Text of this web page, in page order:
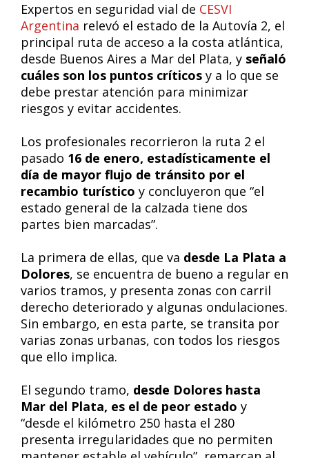
Expertos en seguridad vial de CESVI
Argentina relevó el estado de la Autovía 2, el
principal ruta de acceso a la costa atlántica,
desde Buenos Aires a Mar del Plata, y señaló
cuáles son los puntos críticos y a lo que se
debe prestar atención para minimizar
riesgos y evitar accidentes.
Los profesionales recorrieron la ruta 2 el
pasado 16 de enero, estadísticamente el
día de mayor flujo de tránsito por el
recambio turístico y concluyeron que “el
estado general de la calzada tiene dos
partes bien marcadas”.
La primera de ellas, que va desde La Plata a
Dolores, se encuentra de bueno a regular en
varios tramos, y presenta zonas con carril
derecho deteriorado y algunas ondulaciones.
Sin embargo, en esta parte, se transita por
varias zonas urbanas, con todos los riesgos
que ello implica.
El segundo tramo, desde Dolores hasta
Mar del Plata, es el de peor estado y
“desde el kilómetro 250 hasta el 280
presenta irregularidades que no permiten